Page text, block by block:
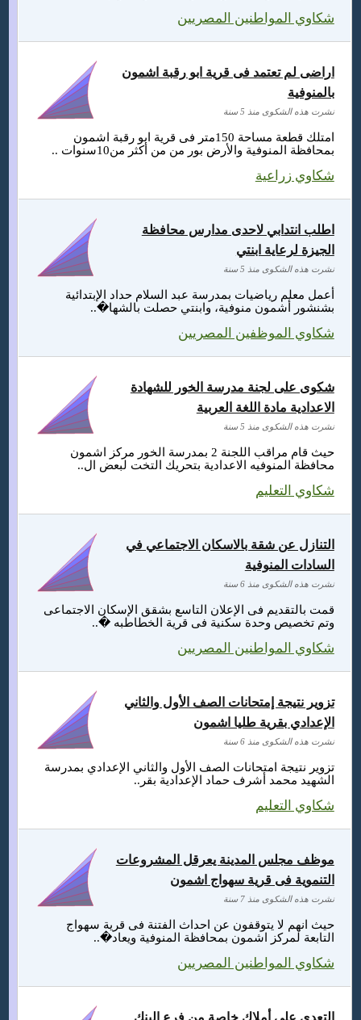
شكاوي المواطنين المصريين
امتلك قطعة مساحة 150متر فى قرية ابو رقبة اشمون
بمحافظة المنوفية والأرض بور من من أكثر من10سنوات ..
شكاوي زراعية
اراضى لم تعتمد فى قرية ابو رقبة اشمون
بالمنوفية
نشرت هذه الشكوى منذ 5 سنة
أعمل معلم رياضيات بمدرسة عبد السلام حداد الإبتدائية
بشنشور أشمون منوفية، وابنتي حصلت بالشها�..
شكاوي الموظفين المصريين
اطلب انتدابي لاحدى مدارس محافظة
الجيزة لرعاية ابنتي
نشرت هذه الشكوى منذ 5 سنة
حيث قام مراقب اللجنة 2 بمدرسة الخور مركز اشمون
محافظة المنوفيه الاعدادية بتحريك التخت لبعض ال..
شكاوي التعليم
شكوى على لجنة مدرسة الخور للشهادة
الاعدادية مادة اللغة العربية
نشرت هذه الشكوى منذ 5 سنة
قمت بالتقديم فى الإعلان التاسع بشقق الإسكان الاجتماعى
وتم تخصيص وحدة سكنية فى قرية الخطاطبه �..
شكاوي المواطنين المصريين
التنازل عن شقة بالاسكان الاجتماعي في
السادات المنوفية
نشرت هذه الشكوى منذ 6 سنة
تزوير نتيجة امتحانات الصف الأول والثاني الإعدادي بمدرسة
الشهيد محمد أشرف حماد الإعدادية بقر..
شكاوي التعليم
تزوير نتيجة إمتحانات الصف الأول والثاني
الإعدادي بقرية طليا اشمون
نشرت هذه الشكوى منذ 6 سنة
حيث انهم لا يتوقفون عن احداث الفتنة فى قرية سهواج
التابعة لمركز اشمون بمحافظة المنوفية ويعاد�..
شكاوي المواطنين المصريين
موظف مجلس المدينة يعرقل المشروعات
التنموية فى قرية سهواج اشمون
نشرت هذه الشكوى منذ 7 سنة
التعدي على أملاك خاصة من فرع البنك